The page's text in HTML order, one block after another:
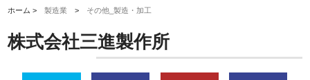
ホーム >製造業 > その他_製造・加工
株式会社三進製作所